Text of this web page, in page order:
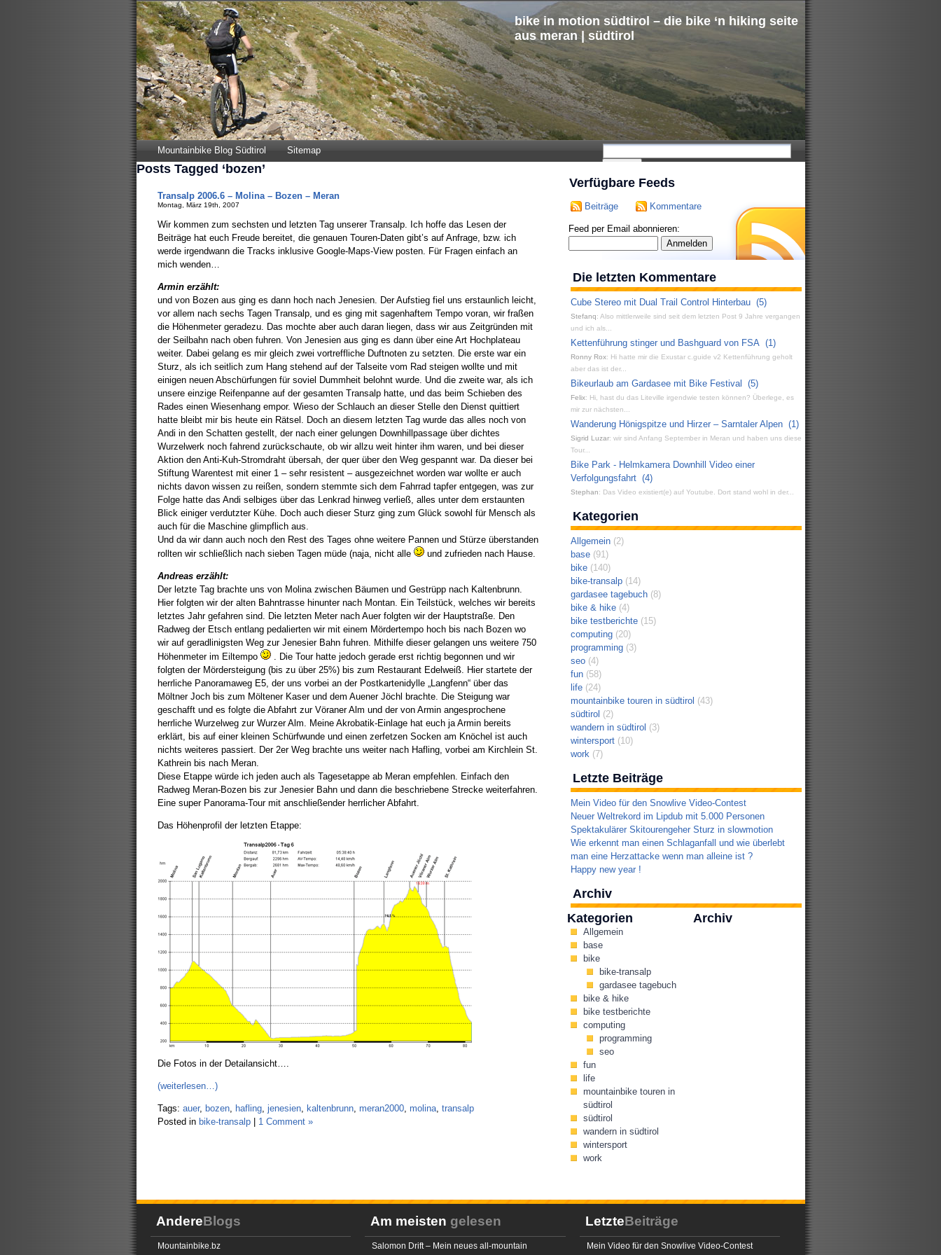
bike in motion südtirol – die bike ‘n hiking seite
aus meran | südtirol
Mountainbike Blog Südtirol Sitemap
Posts Tagged ‘bozen’
Transalp 2006.6 – Molina – Bozen – Meran
Montag, März 19th, 2007
Wir kommen zum sechsten und letzten Tag unserer Transalp. Ich hoffe das Lesen der
Beiträge hat euch Freude bereitet, die genauen Touren-Daten gibt’s auf Anfrage, bzw. ich
werde irgendwann die Tracks inklusive Google-Maps-View posten. Für Fragen einfach an
mich wenden…
Armin erzählt:
und von Bozen aus ging es dann hoch nach Jenesien. Der Aufstieg fiel uns erstaunlich leicht,
vor allem nach sechs Tagen Transalp, und es ging mit sagenhaftem Tempo voran, wir fraßen
die Höhenmeter geradezu. Das mochte aber auch daran liegen, dass wir aus Zeitgründen mit
der Seilbahn nach oben fuhren. Von Jenesien aus ging es dann über eine Art Hochplateau
weiter. Dabei gelang es mir gleich zwei vortreffliche Duftnoten zu setzten. Die erste war ein
Sturz, als ich seitlich zum Hang stehend auf der Talseite vom Rad steigen wollte und mit
einigen neuen Abschürfungen für soviel Dummheit belohnt wurde. Und die zweite war, als ich
unsere einzige Reifenpanne auf der gesamten Transalp hatte, und das beim Schieben des
Rades einen Wiesenhang empor. Wieso der Schlauch an dieser Stelle den Dienst quittiert
hatte bleibt mir bis heute ein Rätsel. Doch an diesem letzten Tag wurde das alles noch von
Andi in den Schatten gestellt, der nach einer gelungen Downhillpassage über dichtes
Wurzelwerk noch fahrend zurückschaute, ob wir allzu weit hinter ihm waren, und bei dieser
Aktion den Anti-Kuh-Stromdraht übersah, der quer über den Weg gespannt war. Da dieser bei
Stiftung Warentest mit einer 1 – sehr resistent – ausgezeichnet worden war wollte er auch
nichts davon wissen zu reißen, sondern stemmte sich dem Fahrrad tapfer entgegen, was zur
Folge hatte das Andi selbiges über das Lenkrad hinweg verließ, alles unter dem erstaunten
Blick einiger verdutzter Kühe. Doch auch dieser Sturz ging zum Glück sowohl für Mensch als
auch für die Maschine glimpflich aus.
Und da wir dann auch noch den Rest des Tages ohne weitere Pannen und Stürze überstanden
rollten wir schließlich nach sieben Tagen müde (naja, nicht alle
und zufrieden nach Hause.
Andreas erzählt:
Der letzte Tag brachte uns von Molina zwischen Bäumen und Gestrüpp nach Kaltenbrunn.
Hier folgten wir der alten Bahntrasse hinunter nach Montan. Ein Teilstück, welches wir bereits
letztes Jahr gefahren sind. Die letzten Meter nach Auer folgten wir der Hauptstraße. Den
Radweg der Etsch entlang pedalierten wir mit einem Mördertempo hoch bis nach Bozen wo
wir auf geradlinigsten Weg zur Jenesier Bahn fuhren. Mithilfe dieser gelangen uns weitere 750
Höhenmeter im Eiltempo
. Die Tour hatte jedoch gerade erst richtig begonnen und wir
folgten der Mördersteigung (bis zu über 25%) bis zum Restaurant Edelweiß. Hier startete der
herrliche Panoramaweg E5, der uns vorbei an der Postkartenidylle „Langfenn“ über das
Möltner Joch bis zum Möltener Kaser und dem Auener Jöchl brachte. Die Steigung war
geschafft und es folgte die Abfahrt zur Vöraner Alm und der von Armin angesprochene
herrliche Wurzelweg zur Wurzer Alm. Meine Akrobatik-Einlage hat euch ja Armin bereits
erklärt, bis auf einer kleinen Schürfwunde und einen zerfetzen Socken am Knöchel ist auch
nichts weiteres passiert. Der 2er Weg brachte uns weiter nach Hafling, vorbei am Kirchlein St.
Kathrein bis nach Meran.
Diese Etappe würde ich jeden auch als Tagesetappe ab Meran empfehlen. Einfach den
Radweg Meran-Bozen bis zur Jenesier Bahn und dann die beschriebene Strecke weiterfahren.
Eine super Panorama-Tour mit anschließender herrlicher Abfahrt.
Das Höhenprofil der letzten Etappe:
Die Fotos in der Detailansicht….
(weiterlesen…)
Tags: auer, bozen, hafling, jenesien, kaltenbrunn, meran2000, molina, transalp
Posted in bike-transalp| 1 Comment »
Verfügbare Feeds
Beiträge Kommentare
Feed per Email abonnieren:
Die letzten Kommentare
Cube Stereo mit Dual Trail Control Hinterbau (5)
Stefanq: Also mittlerweile sind seit dem letzten Post 9 Jahre vergangen
und ich als...
Kettenführung stinger und Bashguard von FSA (1)
Ronny Rox: Hi hatte mir die Exustar c.guide v2 Kettenführung geholt
aber das ist der...
Bikeurlaub am Gardasee mit Bike Festival
(5)
Felix: Hi, hast du das Liteville irgendwie testen können? Überlege, es
mir zur nächsten...
Wanderung Hönigspitze und Hirzer – Sarntaler Alpen (1)
Sigrid Luzar: wir sind Anfang September in Meran und haben uns diese
Tour...
Bike Park - Helmkamera Downhill Video einer
Verfolgungsfahrt (4)
Stephan: Das Video existiert(e) auf Youtube. Dort stand wohl in der...
Kategorien
Allgemein(2)
base(91)
bike(140)
bike-transalp(14)
gardasee tagebuch(8)
bike & hike(4)
bike testberichte(15)
computing(20)
programming(3)
seo(4)
fun(58)
life(24)
mountainbike touren in südtirol (43)
südtirol (2)
wandern in südtirol (3)
wintersport(10)
work(7)
Letzte Beiträge
Mein Video für den Snowlive Video-Contest
Neuer Weltrekord im Lipdub mit 5.000 Personen
Spektakulärer Skitourengeher Sturz in slowmotion
Wie erkennt man einen Schlaganfall und wie überlebt
man eine Herzattacke wenn man alleine ist ?
Happy new year !
Archiv
Kategorien
Allgemein
base
bike
bike-transalp
gardasee tagebuch
bike & hike
bike testberichte
computing
programming
seo
fun
life
mountainbike touren in
südtirol
südtirol
wandern in südtirol
wintersport
work
Archiv
AndereBlogs
Mountainbike.bz
Am meisten gelesen
Salomon Drift – Mein neues all-mountain
LetzteBeiträge
Mein Video für den Snowlive Video-Contest